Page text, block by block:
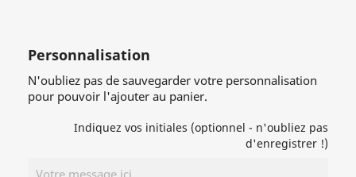
Personnalisation
N'oubliez pas de sauvegarder votre personnalisation
pour pouvoir l'ajouter au panier.
Indiquez vos initiales (optionnel - n'oubliez pas
d'enregistrer !)